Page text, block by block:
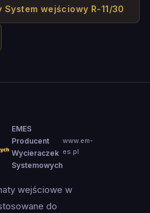
System wejściowy R-11/30
EMES
Producent
Wycieraczek
Systemowych
www.em-
es.pl
wejściowe w
do